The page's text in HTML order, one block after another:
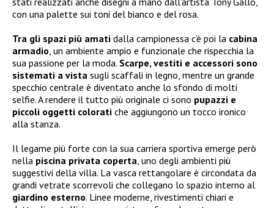
con una palette sui toni del bianco e del rosa.
Tra gli spazi più amati dalla campionessa c’è poi la cabina
armadio, un ambiente ampio e funzionale che rispecchia la
sua passione per la moda. Scarpe, vestiti e accessori sono
sistemati a vista sugli scaffali in legno, mentre un grande
specchio centrale è diventato anche lo sfondo di molti
selfie. A rendere il tutto più originale ci sono pupazzi e
piccoli oggetti colorati che aggiungono un tocco ironico
alla stanza.
Il legame più forte con la sua carriera sportiva emerge però
nella piscina privata coperta, uno degli ambienti più
suggestivi della villa. La vasca rettangolare è circondata da
grandi vetrate scorrevoli che collegano lo spazio interno al
giardino esterno. Linee moderne, rivestimenti chiari e